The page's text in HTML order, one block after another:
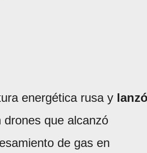
energética rusa y
drones que alcanzó
de gas en